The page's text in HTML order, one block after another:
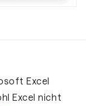
Excel
Excel nicht